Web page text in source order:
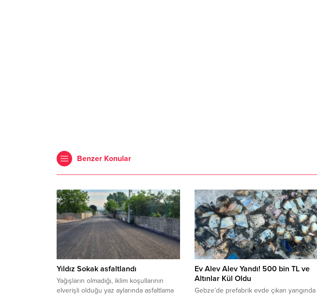
Benzer Konular
Yıldız Sokak asfaltlandı
Yağışların olmadığı, iklim koşullarının
elverişli olduğu yaz aylarında asfaltlama
Ev Alev Alev Yandı! 500 bin TL ve
Altınlar Kül Oldu
Gebze’de prefabrik evde çıkan yangında